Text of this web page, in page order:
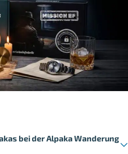
bei der Alpaka Wanderung